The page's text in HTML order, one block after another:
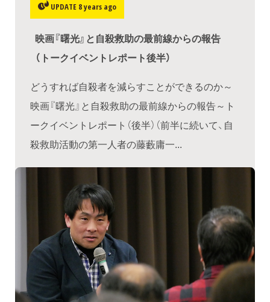
UPDATE 8 years ago
映画『曙光』と自殺救助の最前線からの報告
（トークイベントレポート後半）
どうすれば自殺者を減らすことができるのか～
映画『曙光』と自殺救助の最前線からの報告～ト
ークイベントレポート（後半）（前半に続いて、自
殺救助活動の第一人者の藤藪庸一...